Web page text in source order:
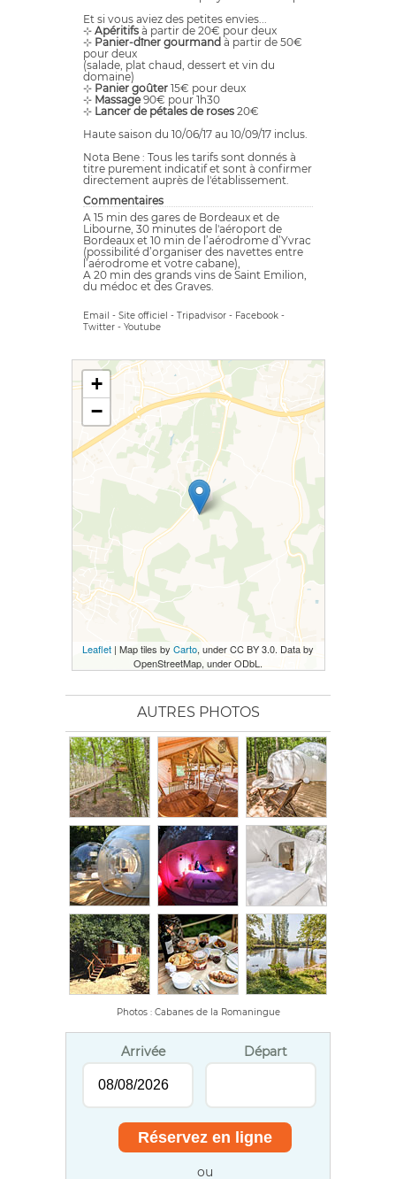
Et si vous aviez des petites envies...
⊹ Apéritifs à partir de 20€ pour deux
⊹ Panier-dîner gourmand à partir de 50€
pour deux
(salade, plat chaud, dessert et vin du
domaine)
⊹ Panier goûter 15€ pour deux
⊹ Massage90€ pour 1h30
⊹ Lancer de pétales de roses 20€
Haute saison du 10/06/17 au 10/09/17 inclus.
Nota Bene : Tous les tarifs sont donnés à
titre purement indicatif et sont à confirmer
directement auprès de l'établissement.
Commentaires
A 15 min des gares de Bordeaux et de
Libourne, 30 minutes de l'aéroport de
Bordeaux et 10 min de l’aérodrome d’Yvrac
(possibilité d’organiser des navettes entre
l’aérodrome et votre cabane),
A 20 min des grands vins de Saint Emilion,
du médoc et des Graves.
Email - Site officiel - Tripadvisor - Facebook -
Twitter - Youtube
+
−
Leaflet | Map tiles by Carto, under CC BY 3.0. Data by
OpenStreetMap, under ODbL.
AUTRES PHOTOS
Photos : Cabanes de la Romaningue
Arrivée Départ
ou